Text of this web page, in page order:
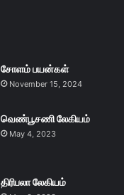
சோளம் பயன்கள்
November 15, 2024
வெண்பூசணி லேகியம்
May 4, 2023
திரிபலா லேகியம்